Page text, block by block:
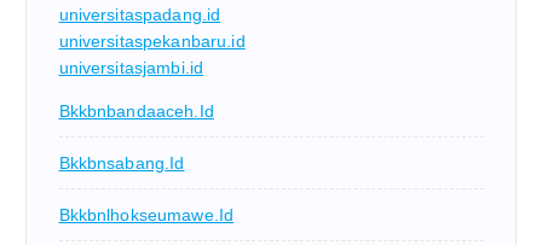
universitaspadang.id
universitaspekanbaru.id
universitasjambi.id
Bkkbnbandaaceh.id
Bkkbnsabang.id
Bkkbnlhokseumawe.id